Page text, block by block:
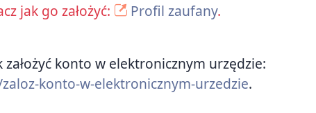
jak go założyć:
Profil zaufany.
założyć konto w elektronicznym urzędzie:
konto-w-elektronicznym-urzedzie.